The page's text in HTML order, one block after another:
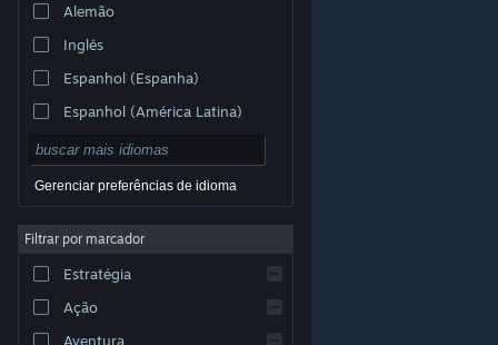
© Valve Corporation. Todos os direitos reservados.
respectivos donos nos EUA e em outros países.
Acessibilidade
Reembolsos|Cookies
Alemão
Inglês
Espanhol (Espanha)
Espanhol (América Latina)
Gerenciar preferências de idioma
Filtrar por marcador
Estratégia
Ação
Aventura